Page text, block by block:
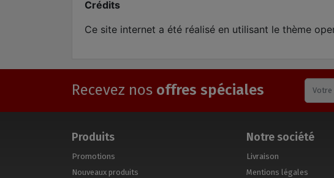
Crédits
Ce site internet a été réalisé en utilisant le thème
Recevez nos offres spéciales
Produits
Promotions
Nouveaux produits
Notre société
Livraison
Mentions légales